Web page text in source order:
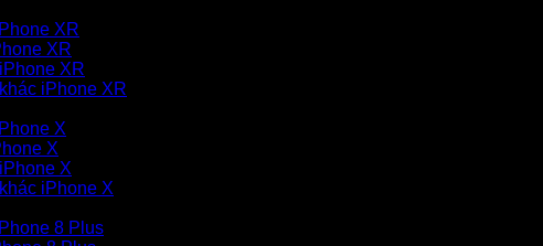
XR
XR
XR
iPhone XR
X
X
X
iPhone X
8 Plus